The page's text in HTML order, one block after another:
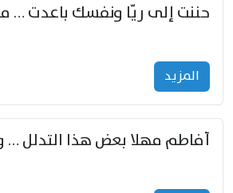
المزید